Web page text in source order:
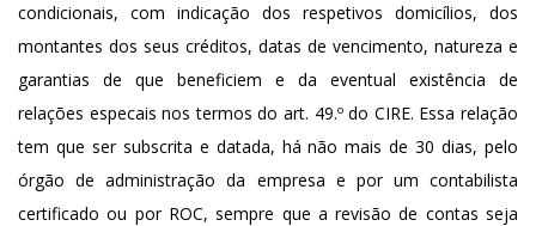
condicionais, com indicação dos respetivos domicílios, dos
montantes dos seus créditos, datas de vencimento, natureza e
garantias de que beneficiem e da eventual existência de
relações especais nos termos do art. 49.º do CIRE. Essa relação
tem que ser subscrita e datada, há não mais de 30 dias, pelo
órgão de administração da empresa e por um contabilista
certificado ou por ROC, sempre que a revisão de contas seja